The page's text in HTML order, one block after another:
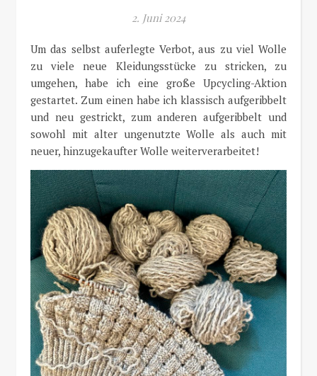
2. Juni 2024
Um das selbst auferlegte Verbot, aus zu viel Wolle
zu viele neue Kleidungsstücke zu stricken, zu
umgehen, habe ich eine große Upcycling-Aktion
gestartet. Zum einen habe ich klassisch aufgeribbelt
und neu gestrickt, zum anderen aufgeribbelt und
sowohl mit alter ungenutzte Wolle als auch mit
neuer, hinzugekaufter Wolle weiterverarbeitet!